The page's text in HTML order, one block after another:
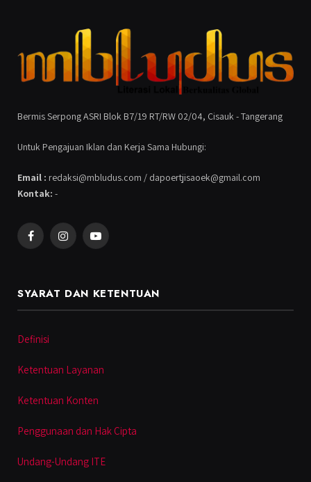
Bermis Serpong ASRI Blok B7/19 RT/RW 02/04, Cisauk - Tangerang
Untuk Pengajuan Iklan dan Kerja Sama Hubungi:
Email : redaksi@mbludus.com / dapoertjisaoek@gmail.com
Kontak: -
FacebookInstagramYouTube
SYARAT DAN KETENTUAN
Definisi
Ketentuan Layanan
Ketentuan Konten
Penggunaan dan Hak Cipta
Undang-Undang ITE